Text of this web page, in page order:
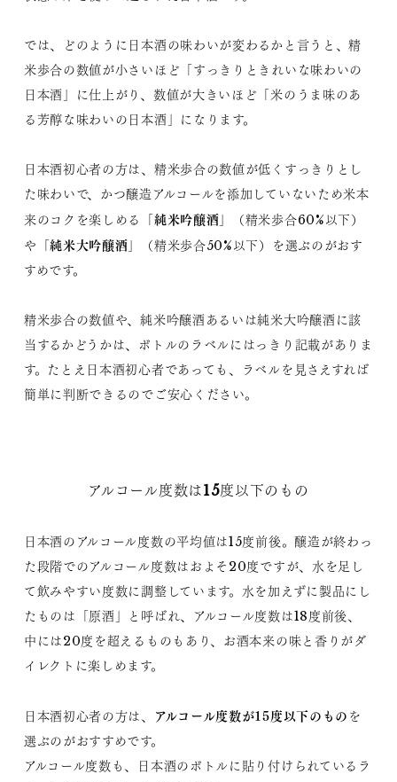
では、どのように日本酒の味わいが変わるかと言うと、精
米歩合の数値が小さいほど「すっきりときれいな味わいの
日本酒」に仕上がり、数値が大きいほど「米のうま味のあ
る芳醇な味わいの日本酒」になります。
日本酒初心者の方は、精米歩合の数値が低くすっきりとし
た味わいで、かつ醸造アルコールを添加していないため米本
来のコクを楽しめる「 純米吟醸酒 」（精米歩合60%以下）
や「純米大吟醸酒 」（精米歩合50%以下）を選ぶのがおす
すめです。
精米歩合の数値や、純米吟醸酒あるいは純米大吟醸酒に該
当するかどうかは、ボトルのラベルにはっきり記載がありま
す。たとえ日本酒初心者であっても、ラベルを見さえすれば
簡単に判断できるのでご安心ください。
アルコール度数は15度以下のもの
日本酒のアルコール度数の平均値は15度前後。醸造が終わっ
た段階でのアルコール度数はおよそ20度ですが、水を足し
て飲みやすい度数に調整しています。水を加えずに製品にし
たものは「原酒」と呼ばれ、アルコール度数は18度前後、
中には20度を超えるものもあり、お酒本来の味と香りがダ
イレクトに楽しめます。
日本酒初心者の方は、 アルコール度数が15度以下のもの を
選ぶのがおすすめです。
アルコール度数も、日本酒のボトルに貼り付けられているラ